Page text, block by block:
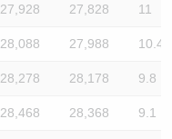
27,928 27,828 11
28,088 27,988 10.4
28,278 28,178 9.8
28,468 28,368 9.1